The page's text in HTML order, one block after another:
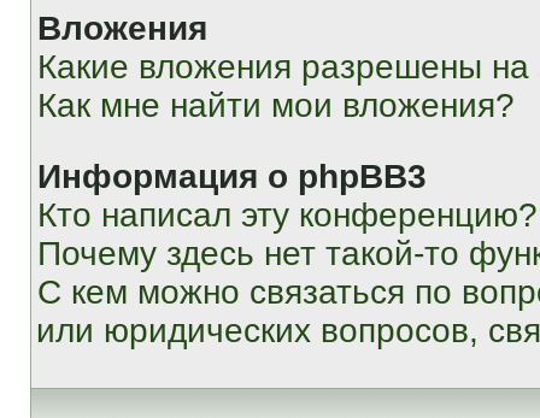
Вложения
Какие вложения разрешены
Как мне найти мои вложения?
Информация о phpBB3
Кто написал эту конференцию?
Почему здесь нет такой-то
С кем можно связаться по
или юридических вопросов,